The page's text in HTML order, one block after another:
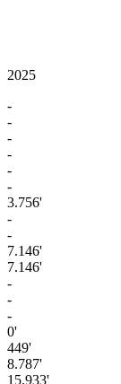
2025
-
-
-
-
-
-
3.756'
-
-
7.146'
7.146'
-
-
-
0'
449'
8.787'
15.933'